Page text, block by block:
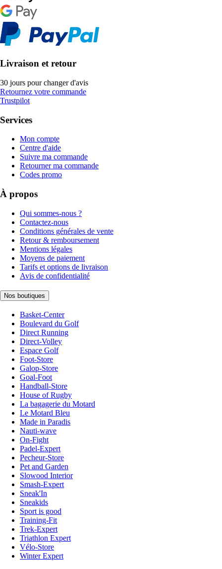
Livraison et retour
30 jours pour changer d'avis
Retournez votre commande
Trustpilot
Services
Mon compte
Centre d'aide
Suivre ma commande
Retourner ma commande
Codes promo
À propos
Qui sommes-nous ?
Contactez-nous
Conditions générales de vente
Retour & remboursement
Mentions légales
Moyens de paiement
Tarifs et options de livraison
Avis de confidentialité
Nos boutiques
Basket-Center
Boulevard du Golf
Direct Running
Direct-Volley
Espace Golf
Foot-Store
Galop-Store
Goal-Foot
Handball-Store
House of Rugby
La bagagerie du Motard
Le Motard Bleu
Made in Paradis
Nauti-wave
On-Fight
Padel-Expert
Pecheur-Store
Pet and Garden
Slowood Interior
Smash-Expert
Sneak'In
Sneakids
Sport is good
Training-Fit
Trek-Expert
Triathlon Expert
Vélo-Store
Winter Expert